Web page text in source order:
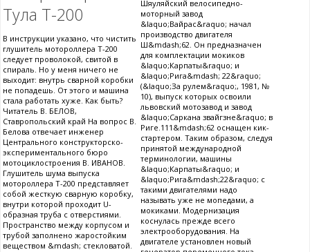
Тула Т-200
В инструкции указано, что чистить
глушитель мотороллера Т-200
следует проволокой, свитой в
спираль. Но у меня ничего не
выходит: внутрь сварной коробки
не попадешь. От этого и машина
стала работать хуже. Как быть?
Читатель В. БЕЛОВ,
Ставропольский край На вопрос В.
Белова отвечает инженер
Центрального конструкторско-
экспериментального бюро
мотоциклостроения В. ИВАНОВ.
Глушитель шума выпуска
мотороллера Т-200 представляет
собой жесткую сварную коробку,
внутри которой проходит U-
образная труба с отверстиями.
Пространство между корпусом и
трубой заполнено жаростойким
веществом &mdash; стекловатой.
Шяуляйский велосипедно-
моторный завод
&laquo;Вайрас&raquo; начал
производство двигателя
Ш&mdash;62. Он предназначен
для комплектации мокиков
&laquo;Карпаты&raquo; и
&laquo;Рига&mdash; 22&raquo;
(&laquo;За рулем&raquo;, 1981, №
10), выпуск которых освоили
львовский мотозавод и завод
&laquo;Саркана звайгзне&raquo; в
Риге.111&mdash;62 оснащен кик-
стартером. Таким образом, следуя
принятой международной
терминологии, машины
&laquo;Карпаты&raquo; и
&laquo;Рига&mdash;22&raquo; с
такими двигателями надо
называть уже не мопедами, а
мокиками. Модернизация
коснулась прежде всего
электрооборудования. На
двигателе установлен новый